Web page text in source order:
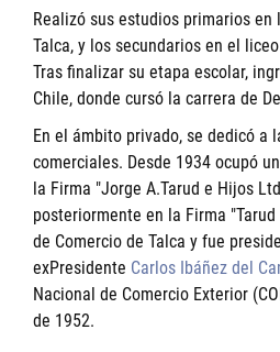
Realizó sus estudios primarios en
Talca, y los secundarios en el
Tras finalizar su etapa escolar,
Chile, donde cursó la carrera de
En el ámbito privado, se dedicó a
comerciales. Desde 1934 ocupó
la Firma "Jorge A.Tarud e Hijos
posteriormente en la Firma
de Comercio de Talca y fue
exPresidente Carlos Ibáñez del
Nacional de Comercio Exterior
de 1952.